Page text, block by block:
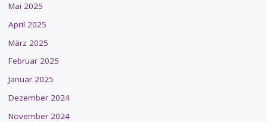
Mai 2025
April 2025
März 2025
Februar 2025
Januar 2025
Dezember 2024
November 2024